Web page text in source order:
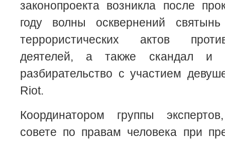
законопроекта возникла после
году волны осквернений
террористических актов
деятелей, а также скандал и
разбирательство с участием
Riot.
Координатором группы
совете по правам человека при